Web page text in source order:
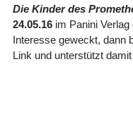
Die Kinder des
24.05.16im Panini Verlag
Interesse geweckt, dann
Link und unterstützt